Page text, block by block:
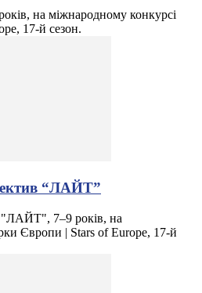
на міжнародному конкурсі
17-й сезон.
“ЛАЙТ”
"ЛАЙТ", 7–9 років, на
Європи | Stars of Europe, 17-й